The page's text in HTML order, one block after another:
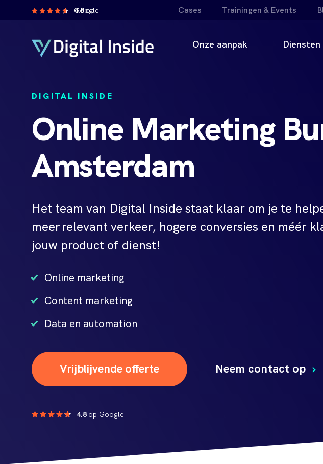
4.8
op Google Cases Trainingen & Events
Onze aanpak Diensten
DIGITAL INSIDE
Online Marketing
Amsterdam
Het team van Digital Inside staat klaar om je te
meer relevant verkeer, hogere conversies en méér
jouw product of dienst!
Online marketing
Content marketing
Data en automation
Vrijblijvende offerte Neem contact op
4.8 op Google